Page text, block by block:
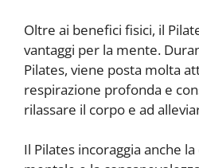
Oltre ai benefici fisici, il
vantaggi per la mente.
Pilates, viene posta molta
respirazione profonda e
rilassare il corpo e ad
Il Pilates incoraggia anche